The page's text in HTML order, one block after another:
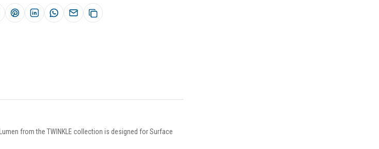
from the TWINKLE collection is designed for Surface